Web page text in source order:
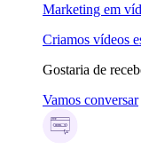
Marketing em
Criamos vídeos
Gostaria de
Vamos conversar